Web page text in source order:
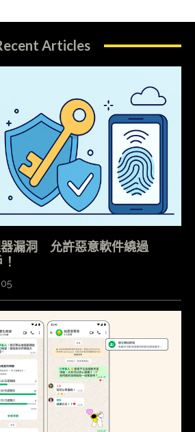
Articles
漏洞 允許惡意軟件繞過